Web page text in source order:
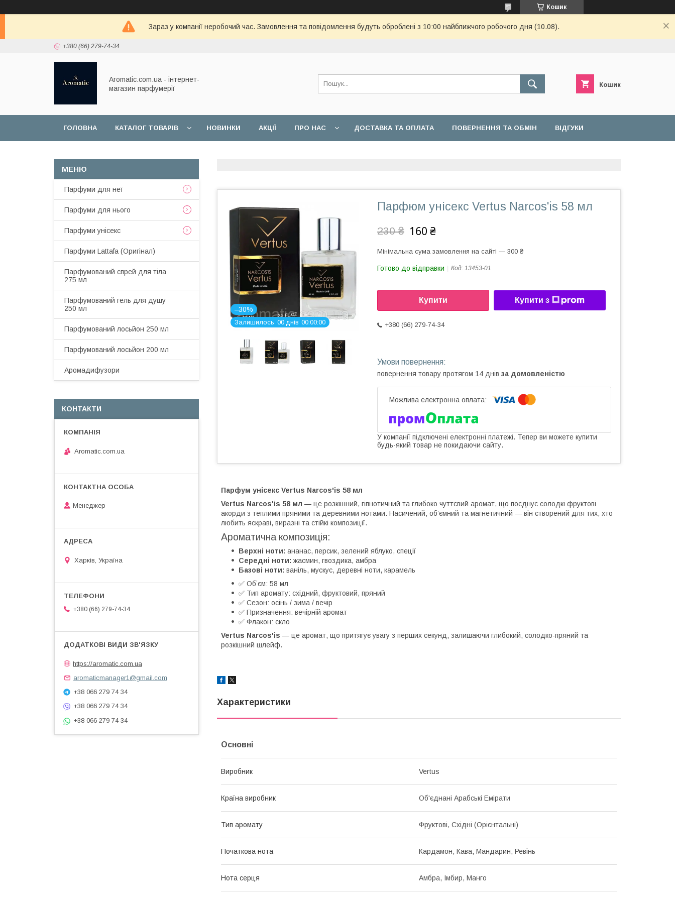
Кошик
Зараз у компанії неробочий час. Замовлення та повідомлення будуть оброблені з 10:00 найближчого робочого дня (10.08).
+380 (66) 279-74-34
Aromatic.com.ua - інтернет-
магазин парфумерії
Кошик
ГОЛОВНА КАТАЛОГ ТОВАРІВ НОВИНКИ АКЦІЇ ПРО НАС ДОСТАВКА ТА ОПЛАТА ПОВЕРНЕННЯ ТА ОБМІН ВІДГУКИ
–30%
Залишилось 00 днів 00 00 00
Парфюм унісекс Vertus Narcos'is 58 мл
230 ₴ 160 ₴
Мінімальна сума замовлення на сайті — 300 ₴
Готово до відправки Код: 13453-01
Купити Купити з
+380 (66) 279-74-34
повернення товару протягом 14 днів за домовленістю
У компанії підключені електронні платежі. Тепер ви можете купити
будь-який товар не покидаючи сайту.
Парфум унісекс Vertus Narcos'is 58 мл
Vertus Narcos'is 58 мл — це розкішний, гіпнотичний та глибоко чуттєвий аромат, що поєднує солодкі фруктові
акорди з теплими пряними та деревними нотами. Насичений, об’ємний та магнетичний — він створений для тих, хто
любить яскраві, виразні та стійкі композиції.
Ароматична композиція:
Верхні ноти: ананас, персик, зелений яблукo, спеції
Середні ноти: жасмин, гвоздика, амбра
Базові ноти: ваніль, мускус, деревні ноти, карамель
✅ Обʼєм: 58 мл
✅ Тип аромату: східний, фруктовий, пряний
✅ Сезон: осінь / зима / вечір
✅ Призначення: вечірній аромат
✅ Флакон: скло
Vertus Narcos'is — це аромат, що притягує увагу з перших секунд, залишаючи глибокий, солодко-пряний та
розкішний шлейф.
Характеристики
Основні
Виробник Vertus
Країна виробник Об'єднані Арабські Емірати
Тип аромату Фруктові, Східні (Орієнтальні)
Початкова нота Кардамон, Кава, Мандарин, Ревінь
Нота серця Амбра, Імбир, Манго
Парфуми для неї
Парфуми для нього
Парфуми унісекс
Парфуми Lattafa (Оригінал)
Парфумований спрей для тіла
275 мл
Парфумований гель для душу
250 мл
Парфумований лосьйон 250 мл
Парфумований лосьйон 200 мл
Аромадифузори
КОНТАКТИ
Aromatic.com.ua
Менеджер
Харків, Україна
+380 (66) 279-74-34
https://aromatic.com.ua
aromaticmanager1@gmail.com
+38 066 279 74 34
+38 066 279 74 34
+38 066 279 74 34